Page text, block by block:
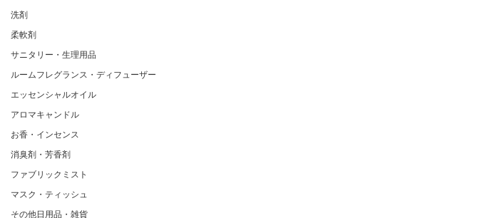
洗剤
柔軟剤
サニタリー・生理用品
ルームフレグランス・ディフューザー
エッセンシャルオイル
アロマキャンドル
お香・インセンス
消臭剤・芳香剤
ファブリックミスト
マスク・ティッシュ
その他日用品・雑貨